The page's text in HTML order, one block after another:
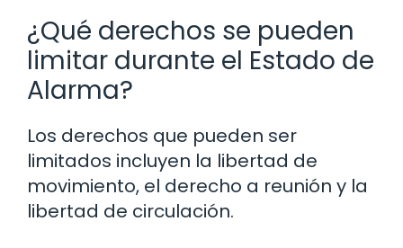
¿Qué derechos se pueden
limitar durante el Estado de
Alarma?
Los derechos que pueden ser
limitados incluyen la libertad de
movimiento, el derecho a reunión y la
libertad de circulación.